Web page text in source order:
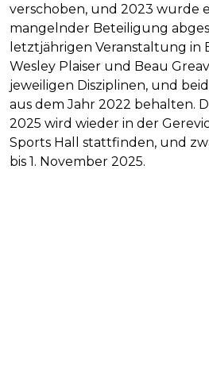
verschoben, und 2023 wurde
mangelnder Beteiligung
letztjährigen Veranstaltung in
Wesley Plaiser und Beau
jeweiligen Disziplinen, und
aus dem Jahr 2022 behalten.
2025 wird wieder in der
Sports Hall stattfinden, und
bis 1. November 2025.